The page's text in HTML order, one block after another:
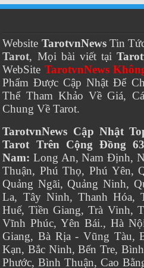
Website TarotvnNewsTin
Tarot, Mọi bài viết tại
WebSite TarotvnNews
Phẩm Được Cập Nhật Để
Thể Tham Khảo Về Giá,
Chung Về Tarot.
TarotvnNews Cập Nhật
Tarot Trên Cộng Đồng
Nam: Long An, Nam Định,
Thuận, Phú Thọ, Phú Yên,
Quảng Ngãi, Quảng Ninh,
La, Tây Ninh, Thanh Hóa,
Huế, Tiền Giang, Trà Vinh,
Vĩnh Phúc, Yên Bái., Hà
Giang, Bà Rịa - Vũng Tàu,
Kạn, Bắc Ninh, Bến Tre,
Phước, Bình Thuận, Cao